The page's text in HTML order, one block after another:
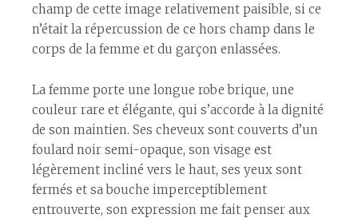
champ de cette image relativement paisible, si ce
n’était la répercussion de ce hors champ dans le
corps de la femme et du garçon enlassé·es.
La femme porte une longue robe brique, une
couleur rare et élégante, qui s’accorde à la dignité
de son maintien. Ses cheveux sont couverts d’un
foulard noir semi-opaque, son visage est
légèrement incliné vers le haut, ses yeux sont
fermés et sa bouche imperceptiblement
entrouverte, son expression me fait penser aux